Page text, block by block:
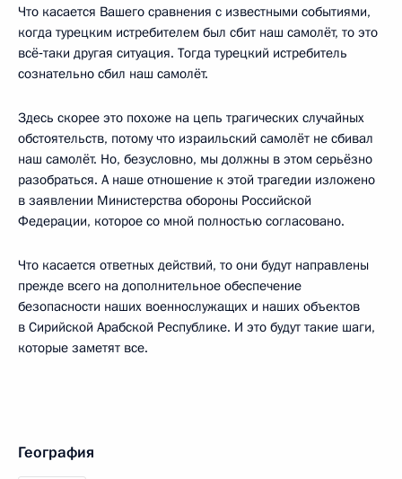
Что касается Вашего сравнения с известными событиями,
когда турецким истребителем был сбит наш самолёт, то это
всё‑таки другая ситуация. Тогда турецкий истребитель
сознательно сбил наш самолёт.
Здесь скорее это похоже на цепь трагических случайных
обстоятельств, потому что израильский самолёт не сбивал
наш самолёт. Но, безусловно, мы должны в этом серьёзно
разобраться. А наше отношение к этой трагедии изложено
в заявлении Министерства обороны Российской
Федерации, которое со мной полностью согласовано.
Что касается ответных действий, то они будут направлены
прежде всего на дополнительное обеспечение
безопасности наших военнослужащих и наших объектов
в Сирийской Арабской Республике. И это будут такие шаги,
которые заметят все.
География